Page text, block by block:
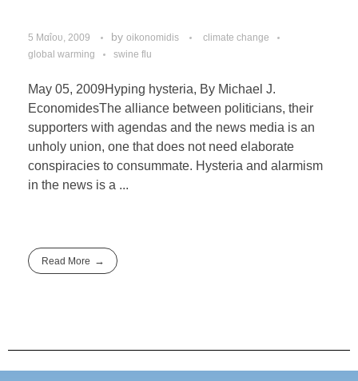
5 Μαΐου, 2009 by oikonomidis
climate change
global warming
swine flu
May 05, 2009Hyping hysteria, By Michael J.
EconomidesThe alliance between politicians, their
supporters with agendas and the news media is an
unholy union, one that does not need elaborate
conspiracies to consummate. Hysteria and alarmism
in the news is a ...
Read More